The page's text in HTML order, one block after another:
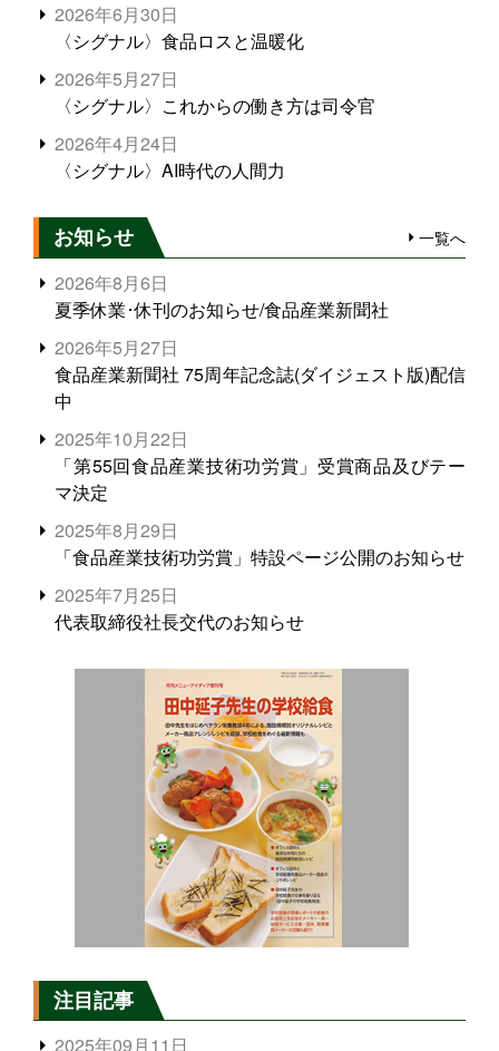
2026年6月30日
〈シグナル〉食品ロスと温暖化
2026年5月27日
〈シグナル〉これからの働き方は司令官
2026年4月24日
〈シグナル〉AI時代の人間力
お知らせ 一覧へ
2026年8月6日
夏季休業･休刊のお知らせ/食品産業新聞社
2026年5月27日
食品産業新聞社 75周年記念誌(ダイジェスト版)配信
中
2025年10月22日
「第55回食品産業技術功労賞」受賞商品及びテー
マ決定
2025年8月29日
「食品産業技術功労賞」特設ページ公開のお知らせ
2025年7月25日
代表取締役社長交代のお知らせ
注目記事
2025年09月11日